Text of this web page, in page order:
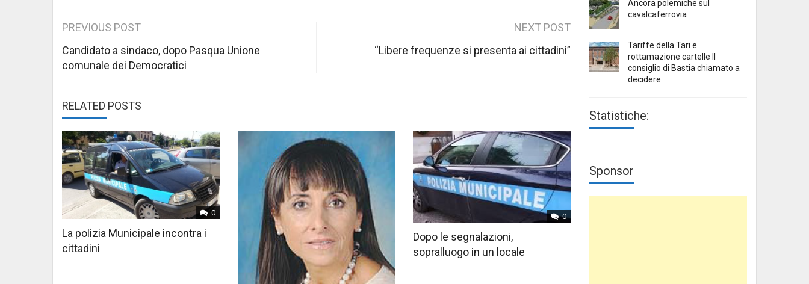
Post
navigation
PREVIOUS POST
Candidato a sindaco, dopo Pasqua Unione
comunale dei Democratici
NEXT POST
“Libere frequenze si presenta ai cittadini”
RELATED POSTS
0
La polizia Municipale incontra i
cittadini
0
Dopo le segnalazioni,
sopralluogo in un locale
Ancora polemiche sul
cavalcaferrovia
Tariffe della Tari e
rottamazione cartelle Il
consiglio di Bastia chiamato a
decidere
Statistiche:
Sponsor